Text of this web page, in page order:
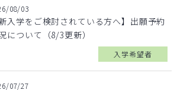
08/03
新入学をご検討されている方へ】出願予約
について（8/3更新）
入学希望者
07/27